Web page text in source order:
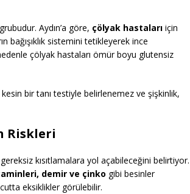
Aydın’a göre, çölyak hastaları için
bağışıklık sistemini tetikleyerek ince
çölyak hastaları ömür boyu glutensiz
bir tanı testiyle belirlenemez ve şişkinlik,
Riskleri
kısıtlamalara yol açabileceğini belirtiyor.
demir ve çinko gibi besinler
eksiklikler görülebilir.